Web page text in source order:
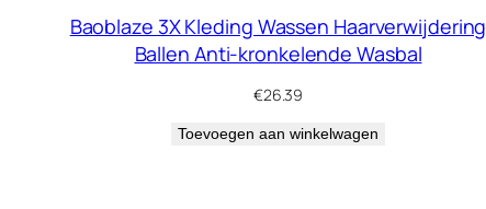
Baoblaze 3X Kleding Wassen Haarverwijdering
Ballen Anti-kronkelende Wasbal
€26.39
Toevoegen aan winkelwagen